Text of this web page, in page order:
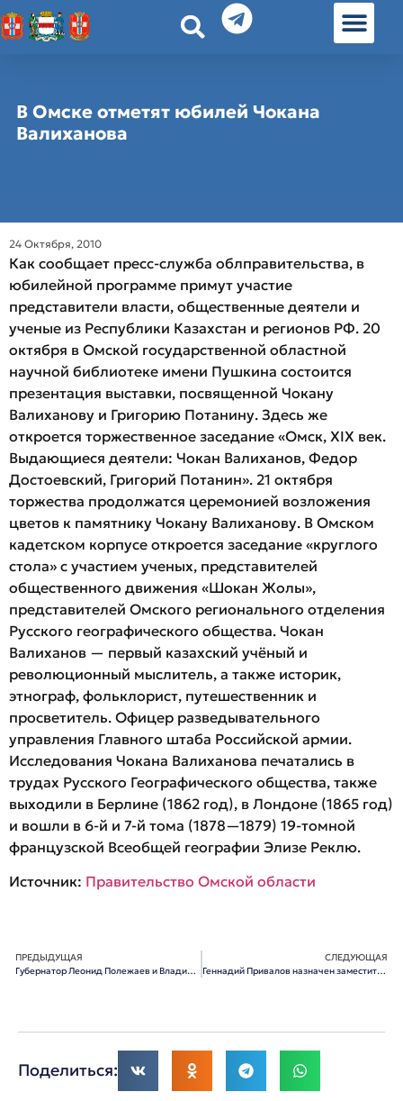
В Омске отметят юбилей Чокана
Валиханова
24 Октября, 2010
Как сообщает пресс-служба облправительства, в
юбилейной программе примут участие
представители власти, общественные деятели и
ученые из Республики Казахстан и регионов РФ. 20
октября в Омской государственной областной
научной библиотеке имени Пушкина состоится
презентация выставки, посвященной Чокану
Валиханову и Григорию Потанину. Здесь же
откроется торжественное заседание «Омск, XIX век.
Выдающиеся деятели: Чокан Валиханов, Федор
Достоевский, Григорий Потанин». 21 октября
торжества продолжатся церемонией возложения
цветов к памятнику Чокану Валиханову. В Омском
кадетском корпусе откроется заседание «круглого
стола» с участием ученых, представителей
общественного движения «Шокан Жолы»,
представителей Омского регионального отделения
Русского географического общества. Чокан
Валиханов — первый казахский учёный и
революционный мыслитель, а также историк,
этнограф, фольклорист, путешественник и
просветитель. Офицер разведывательного
управления Главного штаба Российской армии.
Исследования Чокана Валиханова печатались в
трудах Русского Географического общества, также
выходили в Берлине (1862 год), в Лондоне (1865 год)
и вошли в 6-й и 7-й тома (1878—1879) 19-томной
французской Всеобщей географии Элизе Реклю.
Источник: Правительство Омской области
ПРЕДЫДУЩАЯ
Губернатор Леонид Полежаев и Владимир Спиваков обсудили подготовку II Международного конкурса скрипачей имени Ю.И. Янкелевича
СЛЕДУЮЩАЯ
Геннадий Привалов назначен заместителем Председателя Правительства Омской области
Поделиться: